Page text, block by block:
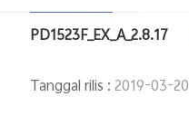
PD1523F_EX_A_2.8.17
Tanggal rilis :2019-03-20